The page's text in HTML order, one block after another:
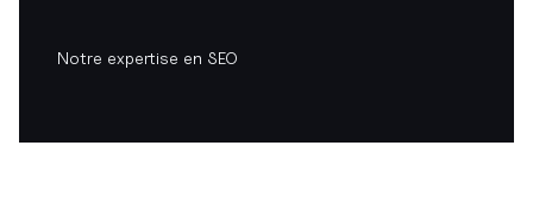
Notre expertise en SEO